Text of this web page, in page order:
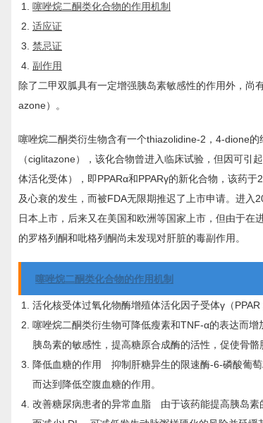
噻唑烷二酮类化合物的作用机制
适应证
禁忌证
副作用
除了二甲双胍具有一定增强胰岛素敏感性的作用外，
azone）。
噻唑烷二酮类衍生物含有一个thiazolidine-2，4-dione
（ciglitazone），该化合物曾进入临床试验，但因可
体活化受体），即PPARα和PPARγ的新化合物，该药
及心衰的发生，而被FDA无限期推迟了上市申请。进
日本上市，后来又在美国和欧洲等国家上市，但由于
的罗格列酮和吡格列酮尚未发现对肝脏的毒副作用。
噻唑烷二酮类化合物的作用机制
活化核受体过氧化物酶增殖体活化因子受体γ（
噻唑烷二酮类衍生物可降低瘦素和TNF-α的表达而
胰岛素的敏感性，提高糖原合成酶的活性，促使骨
降低血糖的作用 抑制肝糖异生的限速酶-6-磷酸葡
而达到降低空腹血糖的作用。
改善糖尿病患者的异常血脂 由于该药能提高胰岛素